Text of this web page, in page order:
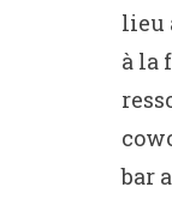
lieu
à la
bar